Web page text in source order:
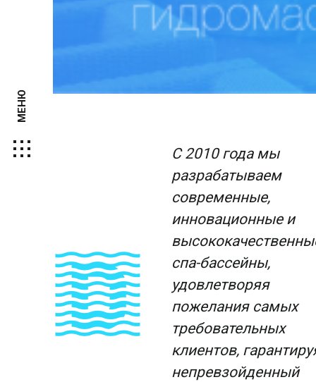
МЕНЮ
С 2010 года мы
разрабатываем
современные,
инновационные и
спа-бассейны,
удовлетворяя
пожелания самых
требовательных
клиентов,
непревзойденный